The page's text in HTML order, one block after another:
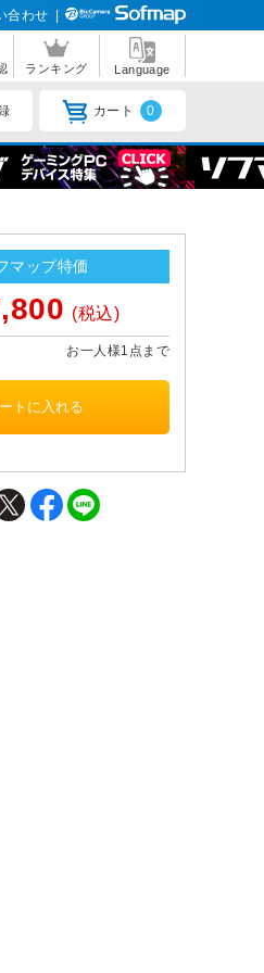
合わせ
ランキング Language
カート 0
マップ特価
(税込)
お一人様1点まで